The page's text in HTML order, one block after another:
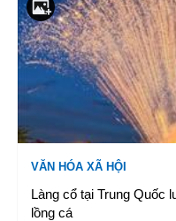
VĂN HÓA XÃ HỘI
Làng cổ tại Trung Quốc
lồng cá